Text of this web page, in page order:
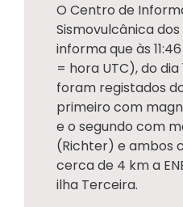
O Centro de
Sismovulcânica
informa que às
= hora UTC), do
foram registados
primeiro com
e o segundo com
(Richter) e ambos
cerca de 4 km a
ilha Terceira.